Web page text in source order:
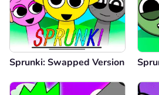
Sprunki: Swapped Version